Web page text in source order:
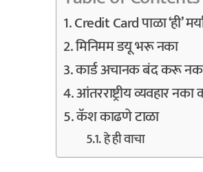
Credit Card पाळा ‘ही’
मिनिमम डयू भरू नका
कार्ड अचानक बंद करू
आंतरराष्ट्रीय व्यवहार
कॅश काढणे टाळा
हे ही वाचा